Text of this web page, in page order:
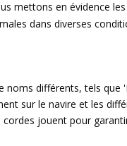
mettons en évidence
dans diverses
noms différents, tels que
sur le navire et les
jouent pour